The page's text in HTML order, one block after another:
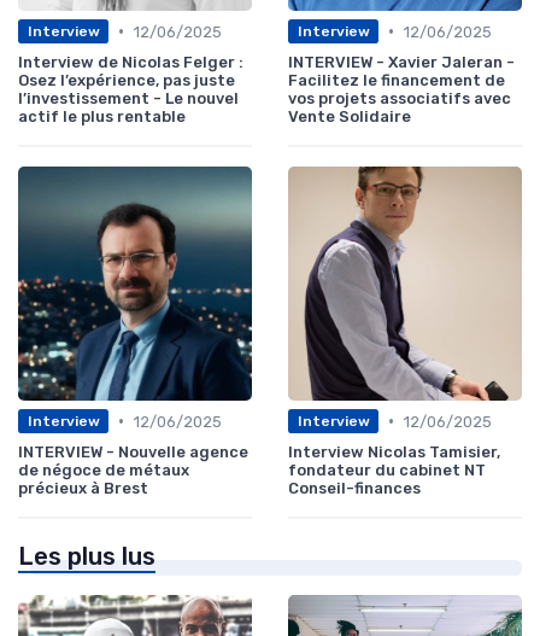
Interview • 12/06/2025
Interview de Nicolas Felger :
Osez l’expérience, pas juste
l’investissement - Le nouvel
actif le plus rentable
Interview • 12/06/2025
INTERVIEW - Xavier Jaleran -
Facilitez le financement de
vos projets associatifs avec
Vente Solidaire
Interview • 12/06/2025
INTERVIEW - Nouvelle agence
de négoce de métaux
précieux à Brest
Interview • 12/06/2025
Interview Nicolas Tamisier,
fondateur du cabinet NT
Conseil-finances
Les plus lus